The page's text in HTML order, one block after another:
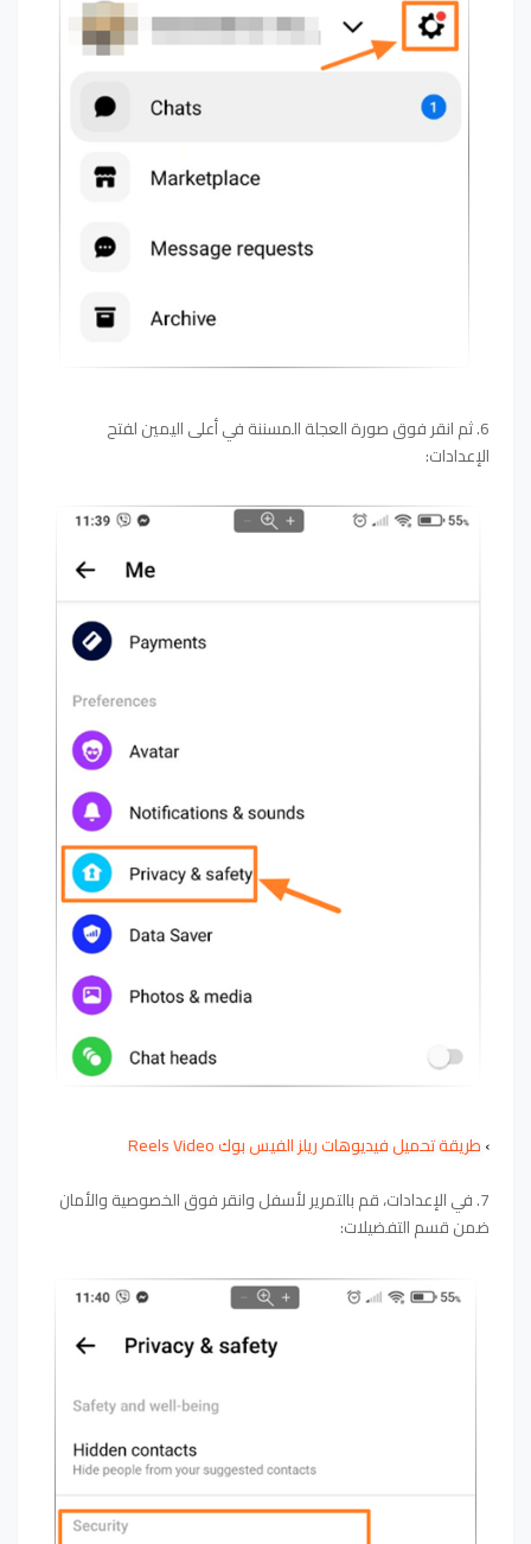
6. ثم انقر فوق صورة العجلة المسننة في أعلى اليمين لفتح
الإعدادات:
›طريقة تحميل فيديوهات ريلز الفيس بوك Reels Video
7. في الإعدادات، قم بالتمرير لأسفل وانقر فوق الخصوصية والأمان
ضمن قسم التفضيلات: